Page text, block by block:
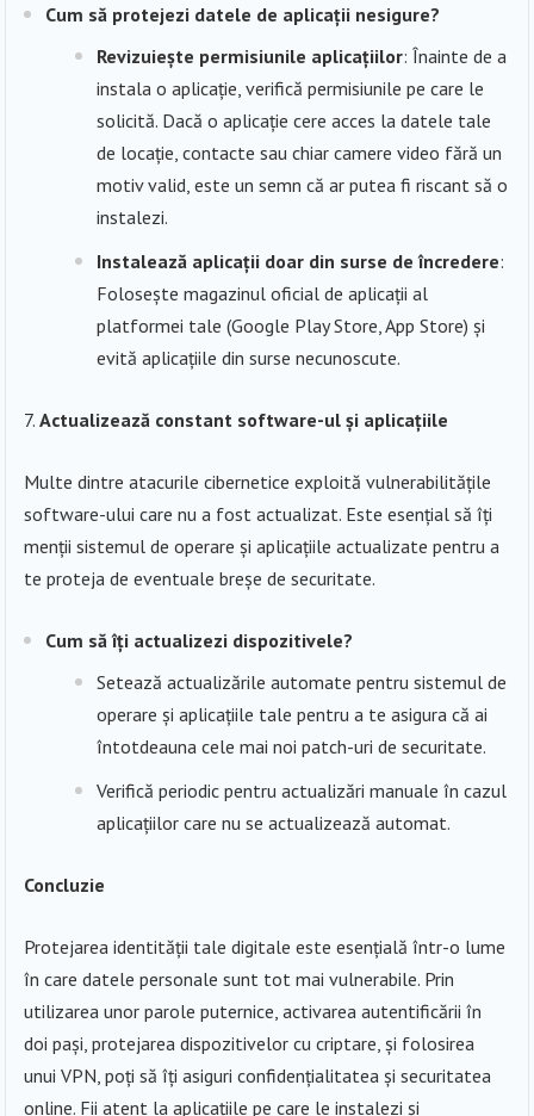
Cum să protejezi datele de aplicații nesigure?
Revizuiește permisiunile aplicațiilor: Înainte de a
instala o aplicație, verifică permisiunile pe care le
solicită. Dacă o aplicație cere acces la datele tale
de locație, contacte sau chiar camere video fără un
motiv valid, este un semn că ar putea fi riscant să o
instalezi.
Instalează aplicații doar din surse de încredere:
Folosește magazinul oficial de aplicații al
platformei tale (Google Play Store, App Store) și
evită aplicațiile din surse necunoscute.
Actualizează constant software-ul și aplicațiile
Multe dintre atacurile cibernetice exploită vulnerabilitățile
software-ului care nu a fost actualizat. Este esențial să îți
menții sistemul de operare și aplicațiile actualizate pentru a
te proteja de eventuale breșe de securitate.
Cum să îți actualizezi dispozitivele?
Setează actualizările automate pentru sistemul de
operare și aplicațiile tale pentru a te asigura că ai
întotdeauna cele mai noi patch-uri de securitate.
Verifică periodic pentru actualizări manuale în cazul
aplicațiilor care nu se actualizează automat.
Concluzie
Protejarea identității tale digitale este esențială într-o lume
în care datele personale sunt tot mai vulnerabile. Prin
utilizarea unor parole puternice, activarea autentificării în
doi pași, protejarea dispozitivelor cu criptare, și folosirea
unui VPN, poți să îți asiguri confidențialitatea și securitatea
online. Fii atent la aplicațiile pe care le instalezi și